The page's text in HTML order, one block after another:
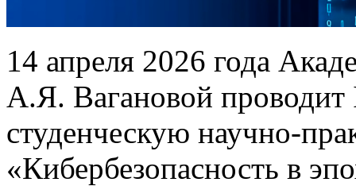
14 апреля 2026 года
А.Я. Вагановой
студенческую научно-
«Кибербезопасность в